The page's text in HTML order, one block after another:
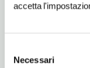
accetta
delNecessari
INDIRIZZO EMAIL
0558544275